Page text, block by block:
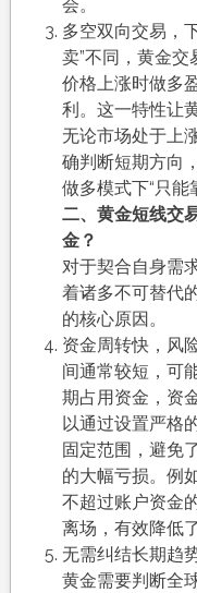
会。
多空双向交易，
卖”不同，黄金
价格上涨时做多
利。这一特性让
无论市场处于上
确判断短期方向
做多模式下“只能
二、黄金短线交
金？
对于契合自身需
着诸多不可替代
的核心原因。
资金周转快，风
间通常较短，可
期占用资金，资
以通过设置严格
固定范围，避免
的大幅亏损。例
不超过账户资金
离场，有效降低
无需纠结长期趋
黄金需要判断全